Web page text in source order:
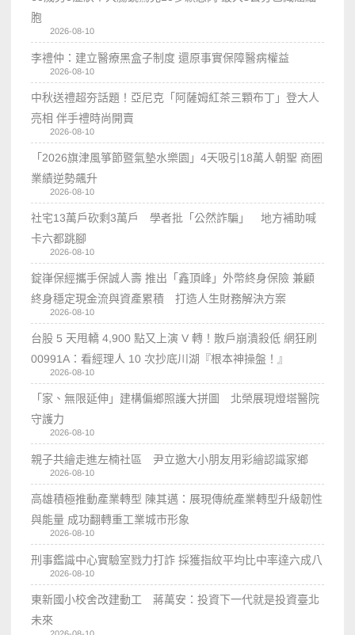
胞
2026-08-10
李禮仲：建立醫療黑盒子制度 還原事實保障醫病權益
2026-08-10
中秋送禮超夯話題！亞尼克「阿薩姆紅茶三顆布丁」登大人
亮相 伴手禮時尚開賣
2026-08-10
「2026旗津風箏節暨氣墊水樂園」4天吸引18萬人朝聖 商圈
業績逆勢飆升
2026-08-10
社宅13萬戶砍剩3萬戶 學者批「公然詐騙」 地方補助喊
卡六都跳腳
2026-08-10
錠嵂保經攜手保誠人壽 推出「鑫頂峰」外幣終身保險 兼顧
終身穩定現金流與資產累積 打造人生財務解決方案
2026-08-10
台股 5 天甩轎 4,900 點又上演 V 轉！散戶崩潰殺低 網狂刷
00991A：看經理人 10 次抄底川湖『根本神操盤！』
2026-08-10
「家、無限延伸」建構偏鄉照護大拼圖 北榮展現燈塔醫院
守護力
2026-08-10
親子共繪走進左楠社區 尹立邀大小朋友用彩繪認識家鄉
2026-08-10
高雄積極推動產業轉型 陳其邁：展現傳統產業轉型升級韌性
與能量 成功翻轉重工業城市形象
2026-08-10
刑事鑑識中心實驗室戮力打詐 採獲指紋平均比中率達六成八
2026-08-10
東新國小校舍改建動工 蔣萬安：投資下一代就是投資臺北
未來